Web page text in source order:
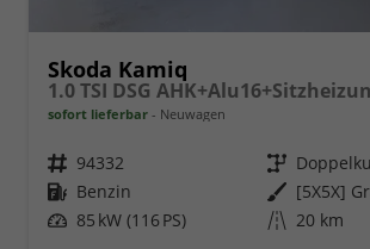
Skoda Kamiq
sofort lieferbar Neuwagen
Fahrzeugnr. 94332 Getriebe
Kraftstoff Benzin Außenfarbe
Leistung 85 kW (116 PS) Kilometerstand 20 km